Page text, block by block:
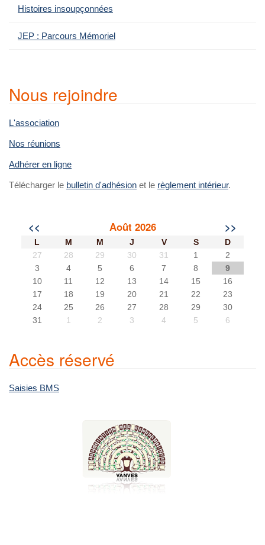
Histoires insoupçonnées
JEP : Parcours Mémoriel
Nous rejoindre
L'association
Nos réunions
Adhérer en ligne
Télécharger le bulletin d'adhésion et le règlement intérieur.
<< Août 2026 >>
L M M J V S
D
27
28 29 30 31 1
2
3
4 5 6 7 8
9
10
11 12 13 14 15
16
17
18 19 20 21 22
23
24
25 26 27 28 29
30
31
1 2 3 4 5 6
Accès réservé
Saisies BMS